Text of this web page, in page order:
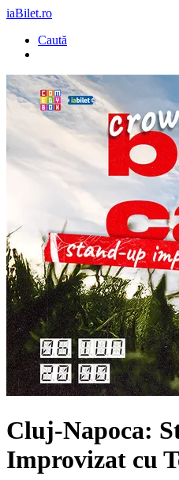
iaBilet.ro
Caută
Cluj-Napoca:
Improvizat cu